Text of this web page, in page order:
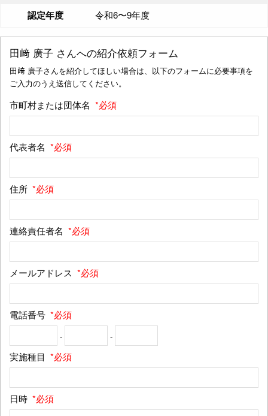
認定年度 令和6〜9年度
田﨑 廣子 さんへの紹介依頼フォーム
田﨑 廣子さんを紹介してほしい場合は、以下のフォームに必要事項を
ご入力のうえ送信してください。
市町村または団体名 *必須
代表者名 *必須
住所 *必須
連絡責任者名 *必須
メールアドレス *必須
電話番号 *必須
- -
実施種目 *必須
日時 *必須